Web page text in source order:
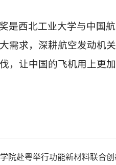
是西北工业大学与中国
需求，深耕航空发动机
，让中国的飞机用上更加
院赴粤举行功能新材料联合